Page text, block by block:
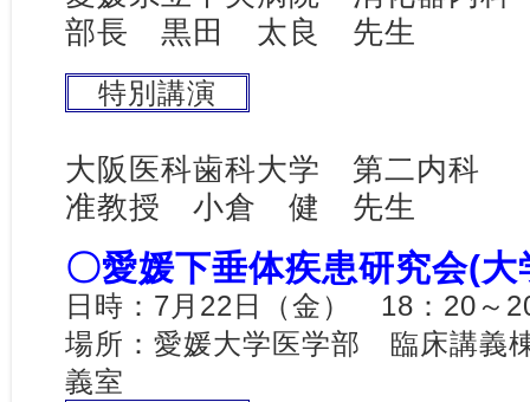
部長 黒田 太良 先生
特別講演
大阪医科歯科大学 第二内科
准教授 小倉 健 先生
〇愛媛下垂体疾患研究会(
日時：7月22日（金） 18：20～
場所：愛媛大学医学部 臨床講
義室